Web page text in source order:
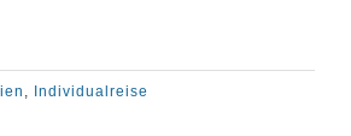
,
Individualreise